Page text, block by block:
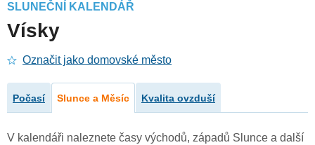
SLUNEČNÍ KALENDÁŘ
Vísky
Označit jako domovské město
Počasí Slunce a Měsíc Kvalita ovzduší
V kalendáři naleznete časy východů, západů Slunce a další